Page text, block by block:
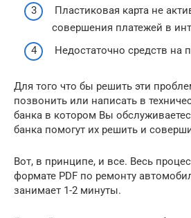
Пластиковая карта не
совершения платежей в
Недостаточно средств на
Для того что бы решить эти
позвонить или написать в
банка в котором Вы
банка помогут их решить и
Вот, в принципе, и все. Весь
формате PDF по ремонту
занимает 1-2 минуты.